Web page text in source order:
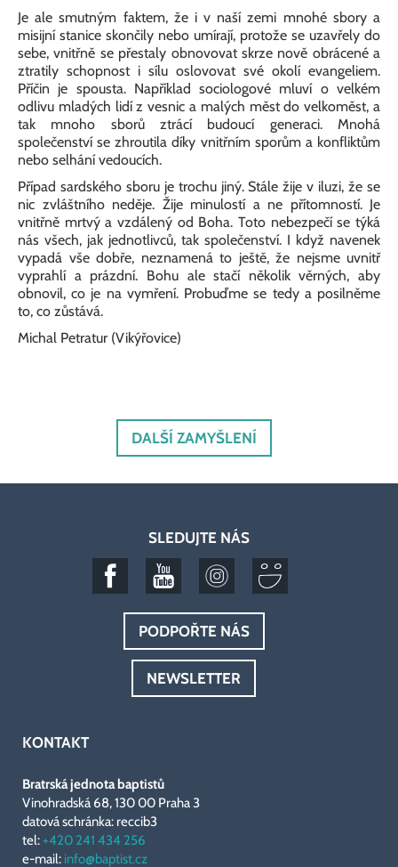
Je ale smutným faktem, že i v naší zemi mnohé sbory a
misijní stanice skončily nebo umírají, protože se uzavřely do
sebe, vnitřně se přestaly obnovovat skrze nově obrácené a
ztratily schopnost i sílu oslovovat své okolí evangeliem.
Příčin je spousta. Například sociologové mluví o velkém
odlivu mladých lidí z vesnic a malých měst do velkoměst, a
tak mnoho sborů ztrácí budoucí generaci. Mnohá
společenství se zhroutila díky vnitřním sporům a konfliktům
nebo selhání vedoucích.
Případ sardského sboru je trochu jiný. Stále žije v iluzi, že se
nic zvláštního neděje. Žije minulostí a ne přítomností. Je
vnitřně mrtvý a vzdálený od Boha. Toto nebezpečí se týká
nás všech, jak jednotlivců, tak společenství. I když navenek
vypadá vše dobře, neznamená to ještě, že nejsme uvnitř
vyprahlí a prázdní. Bohu ale stačí několik věrných, aby
obnovil, co je na vymření. Probuďme se tedy a posilněme
to, co zůstává.
Michal Petratur (Vikýřovice)
DALŠÍ ZAMYŠLENÍ
SLEDUJTE NÁS
PODPOŘTE NÁS
NEWSLETTER
KONTAKT
Bratrská jednota baptistů
Vinohradská 68, 130 00 Praha 3
datová schránka: reccib3
tel: +420 241 434 256
e-mail: info@baptist.cz